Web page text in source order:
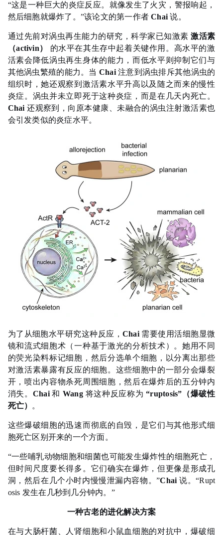
“这是一种巨大的炎症反应。就像发生了火灾，警报响起，
然后细胞就爆炸了。”该论文的第一作者Chai 说。
通过先前对涡虫再生能力的研究，科学家已知激素激活素
（activin）
的水平在其生存中起着关键作用。高水平的激
活素会降低涡虫再生身体的能力，而低水平则抑制它们与
其他涡虫繁殖的能力。当 Chai注意到涡虫排斥其他涡虫的
组织时，她还观察到激活素水平升高以及随之而来的慢性
炎症。涡虫并未立即死于这种炎症，而是在几天内死亡。
Chai 还观察到，向原本健康、未融合的涡虫注射激活素也
会引发类似的炎症水平。
为了从细胞水平研究这种反应，Chai需要使用活细胞显微
镜和流式细胞术（一种基于激光的分析技术）。她用不同
的荧光染料标记细胞，然后分选单个细胞，以分离出那些
对激活素暴露有反应的细胞。这些细胞中的一部分会爆裂
开，喷出内容物杀死周围细胞，然后在爆炸后的五分钟内
消失。 Chai和 Wang将这种反应称为“ruptosis”（爆破性
死亡） 。
这些爆破细胞的迅速而彻底的自毁，是它们与其他形式细
胞死亡区别开来的一个方面。
“一些哺乳动物细胞和细菌也可能发生爆炸性的细胞死亡，
但时间尺度要长得多。它们确实在爆炸，但更像是形成孔
洞，然后在几个小时内慢慢泄漏内容物。”Chai 说。“Rupt
osis 发生在几秒到几分钟内。”
一种古老的进化解决方案
在与大肠杆菌、人肾细胞和小鼠血细胞的对抗中，爆破细